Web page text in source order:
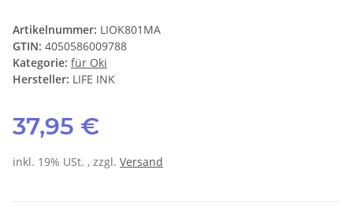
Artikelnummer: LIOK801MA
GTIN: 4050586009788
Kategorie: für Oki
Hersteller: LIFE INK
37,95 €
inkl. 19% USt. , zzgl. Versand